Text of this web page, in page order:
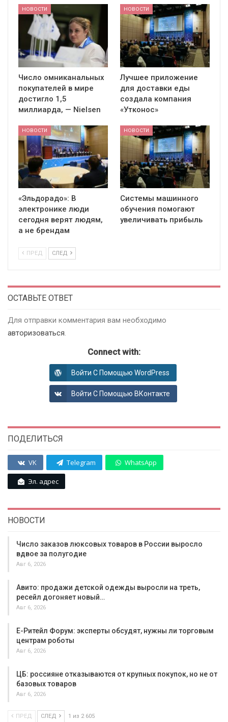
НОВОСТИ
Число омниканальных
покупателей в мире
достигло 1,5
миллиарда, — Nielsen
НОВОСТИ
Лучшее приложение
для доставки еды
создала компания
«Утконос»
НОВОСТИ
«Эльдорадо»: В
электронике люди
сегодня верят людям,
а не брендам
НОВОСТИ
Системы машинного
обучения помогают
увеличивать прибыль
ПРЕД СЛЕД
ОСТАВЬТЕ ОТВЕТ
Для отправки комментария вам необходимо
авторизоваться.
Connect with:
Войти С Помощью WordPress
Войти С Помощью ВКонтакте
ПОДЕЛИТЬСЯ
VK Telegram WhatsApp
Эл. адрес
НОВОСТИ
Число заказов люксовых товаров в России выросло
вдвое за полугодие
Авг 6, 2026
Авито: продажи детской одежды выросли на треть,
ресейл догоняет новый…
Авг 6, 2026
Е-Ритейл Форум: эксперты обсудят, нужны ли торговым
центрам роботы
Авг 6, 2026
ЦБ: россияне отказываются от крупных покупок, но не от
базовых товаров
Авг 6, 2026
ПРЕД СЛЕД 1 из 2 605